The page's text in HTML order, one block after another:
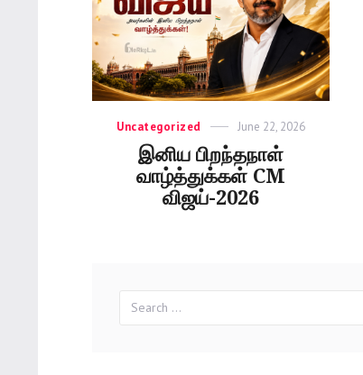
Categories
Uncategorized
Posted
June 22, 2026
இனிய பிறந்தநாள்
வாழ்த்துக்கள் CM
விஜய்-2026
for: